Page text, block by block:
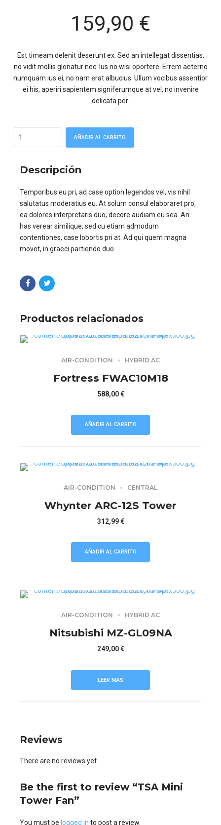
159,90 €
Est timeam delenit deserunt ex. Sed an intellegat dissentias,
no vidit mollis gloriatur nec. Ius no wisi oportere. Errem aeterno
numquam ius ei, no nam erat albucius. Ullum vocibus assentior
ei his, aperiri sapientem signiferumque at vel, no invenire
delicata per.
AÑADIR AL CARRITO
Descripción
Temporibus eu pri, ad case option legendos vel, vis nihil
salutatus moderatius eu. At solum consul elaboraret pro,
ea dolores interpretaris duo, decore audiam eu sea. An
has verear similique, sed cu etiam admodum
contentiones, case lobortis pri at. Ad qui quem magna
movet, in graeci partiendo duo.
Productos relacionados
AIR-CONDITION HYBRID AC
Fortress FWAC10M18
588,00€
AÑADIR AL CARRITO
AIR-CONDITION CENTRAL
Whynter ARC-12S Tower
312,99€
AÑADIR AL CARRITO
AIR-CONDITION HYBRID AC
Nitsubishi MZ-GL09NA
249,00€
LEER MÁS
Reviews
There are no reviews yet.
Be the first to review “TSA Mini
Tower Fan”
You must be logged in to post a review.